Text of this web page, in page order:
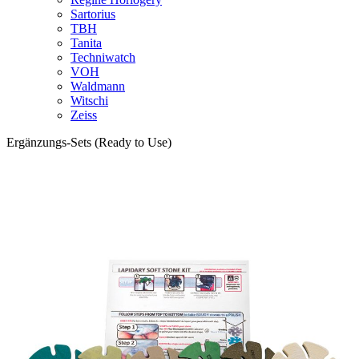
Sartorius
TBH
Tanita
Techniwatch
VOH
Waldmann
Witschi
Zeiss
Ergänzungs-Sets (Ready to Use)